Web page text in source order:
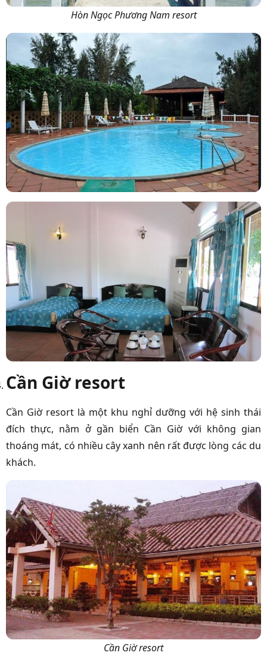
Hòn Ngọc Phương Nam resort
Cần Giờ resort
Cần Giờ resort là một khu nghỉ dưỡng với hệ sinh thái
đích thực, nằm ở gần biển Cần Giờ với không gian
thoáng mát, có nhiều cây xanh nên rất được lòng các du
khách.
Cần Giờ resort